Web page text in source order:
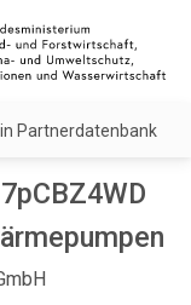
in Partnerdatenbank